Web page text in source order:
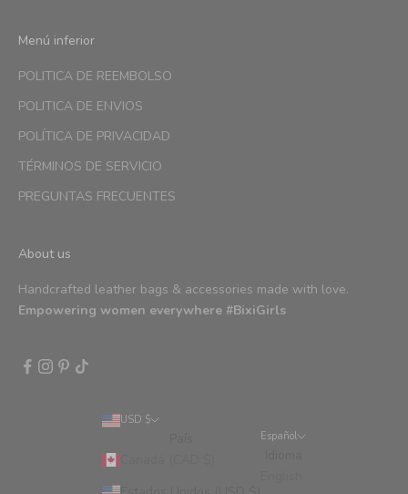
Menú inferior
POLITICA DE REEMBOLSO
POLITICA DE ENVIOS
POLÍTICA DE PRIVACIDAD
TÉRMINOS DE SERVICIO
PREGUNTAS FRECUENTES
About us
Handcrafted leather bags & accessories made with love.
Empowering women everywhere #BixiGirls
USD $
Español